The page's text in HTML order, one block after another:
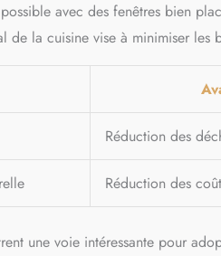
avec des fenêtres bien
de la cuisine vise à minimiser les
Réduction des
Réduction des
une voie intéressante pour